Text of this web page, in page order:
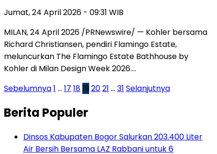
Jumat, 24 April 2026 - 09:31 WIB
MILAN, 24 April 2026 /PRNewswire/ — Kohler bersama
Richard Christiansen, pendiri Flamingo Estate,
meluncurkan The Flamingo Estate Bathhouse by
Kohler di Milan Design Week 2026….
Paginasi
Sebelumnya1 … 17 1819 2021 … 31 Selanjutnya
Berita Populer
Dinsos Kabupaten Bogor Salurkan 203.400 Liter
Air Bersih Bersama LAZ Rabbani untuk 6